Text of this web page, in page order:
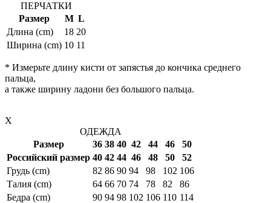
ПЕРЧАТКИ
Размер
M L
Длина (cm)
18 20
Ширина (cm) 10 11
* Измерьте длину кисти от запястья до кончика среднего
пальца,
а также ширину ладони без большого пальца.
X
ОДЕЖДА
Размер
36 38 40 42 44 46
50
Российский размер 40 42 44 46 48 50
52
Грудь (cm)
82 86 90 94 98 102 106
Талия (cm)
64 66 70 74 78 82
86
Бедра (cm)
90 94 98 102 106 110 114